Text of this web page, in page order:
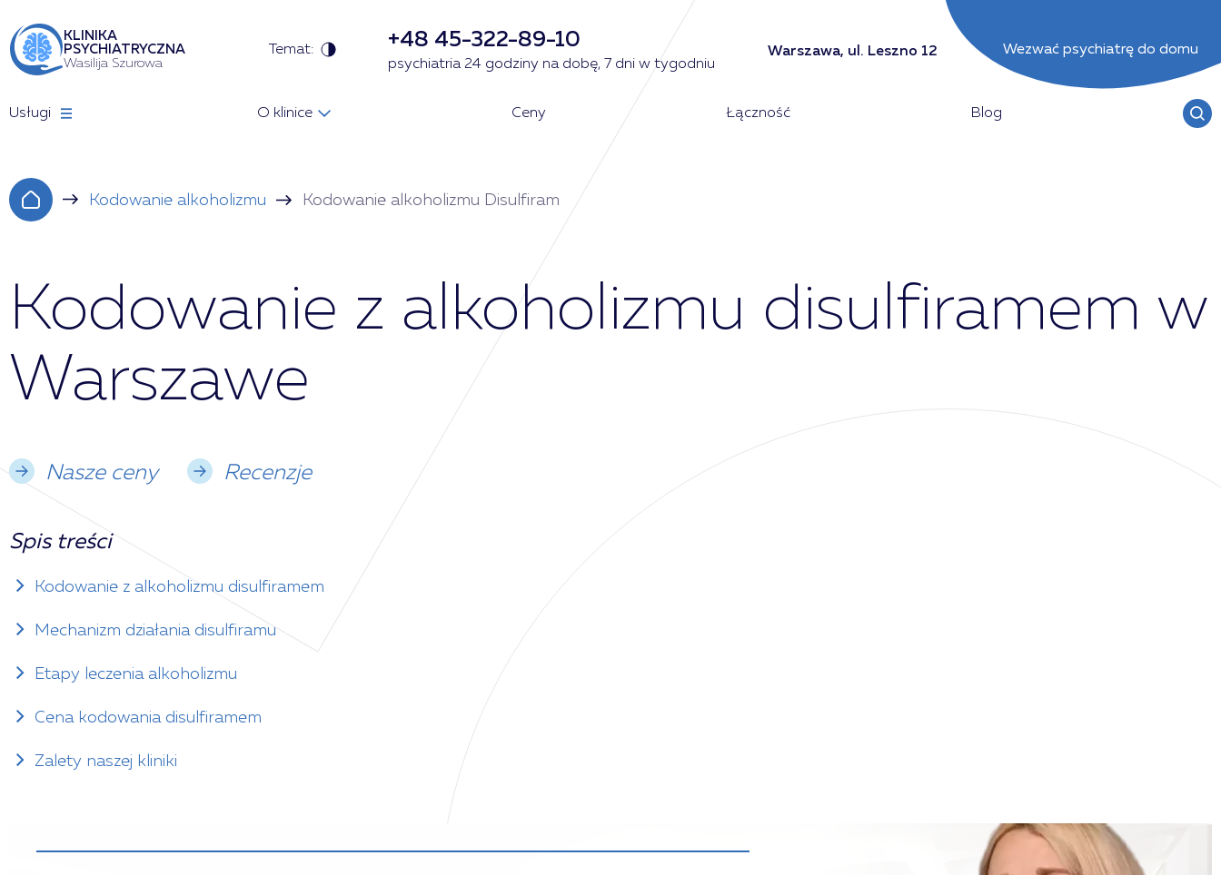
KLINIKA
PSYCHIATRYCZNA
Wasilija Szurowa
Temat: +48 45-322-89-10
psychiatria 24 godziny na dobę, 7 dni w tygodniu
Warszawa, ul. Leszno 12 Wezwać psychiatrę do domu
Usługi O klinice Ceny Łączność Blog
Kodowanie alkoholizmu Kodowanie alkoholizmu Disulfiram
Kodowanie z alkoholizmu disulfiramem w
Warszawe
Nasze ceny Recenzje
Spis treści
Kodowanie z alkoholizmu disulfiramem
Mechanizm działania disulfiramu
Etapy leczenia alkoholizmu
Cena kodowania disulfiramem
Zalety naszej kliniki